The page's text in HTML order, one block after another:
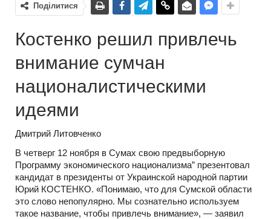
Поділитися
Костенко решил привлечь
внимание сумчан
националистическими
идеями
Дмитрий Литовченко
В четверг 12 ноября в Сумах свою предвыборную
Программу экономического национализма” презентовал
кандидат в президенты от Украинской народной партии
Юрий КОСТЕНКО. «Понимаю, что для Сумской области
это слово непопулярно. Мы сознательно используем
такое название, чтобы привлечь внимание», — заявил